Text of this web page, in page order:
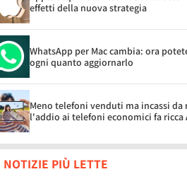
effetti della nuova strategia
WhatsApp per Mac cambia: ora
ogni quanto aggiornarlo
Meno telefoni venduti ma incassi da
l'addio ai telefoni economici fa ricca
NOTIZIE PIÙ LETTE